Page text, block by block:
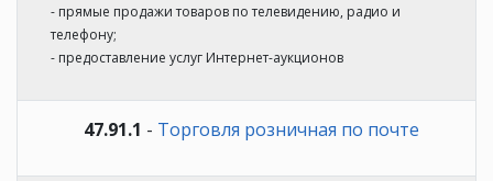
- прямые продажи товаров по телевидению, радио и
телефону;
- предоставление услуг Интернет-аукционов
47.91.1 - Торговля розничная по почте